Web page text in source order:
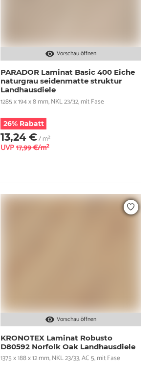
Vorschau öffnen
PARADOR Laminat Basic 400 Eiche
naturgrau seidenmatte struktur
Landhausdiele
1285 x 194 x 8 mm, NKL 23/32, mit Fase
26% Rabatt
13,24 €/ m²
UVP 17,99 €/m²
Vorschau öffnen
KRONOTEX Laminat Robusto
D80592 Norfolk Oak Landhausdiele
1375 x 188 x 12 mm, NKL 23/33, AC 5, mit Fase